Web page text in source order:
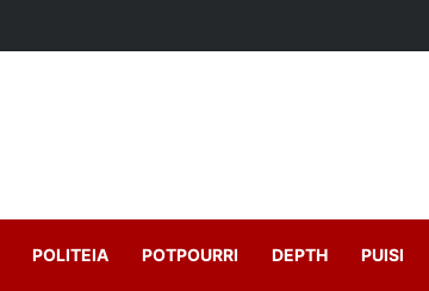
POLITEIA POTPOURRI DEPTH PUISI